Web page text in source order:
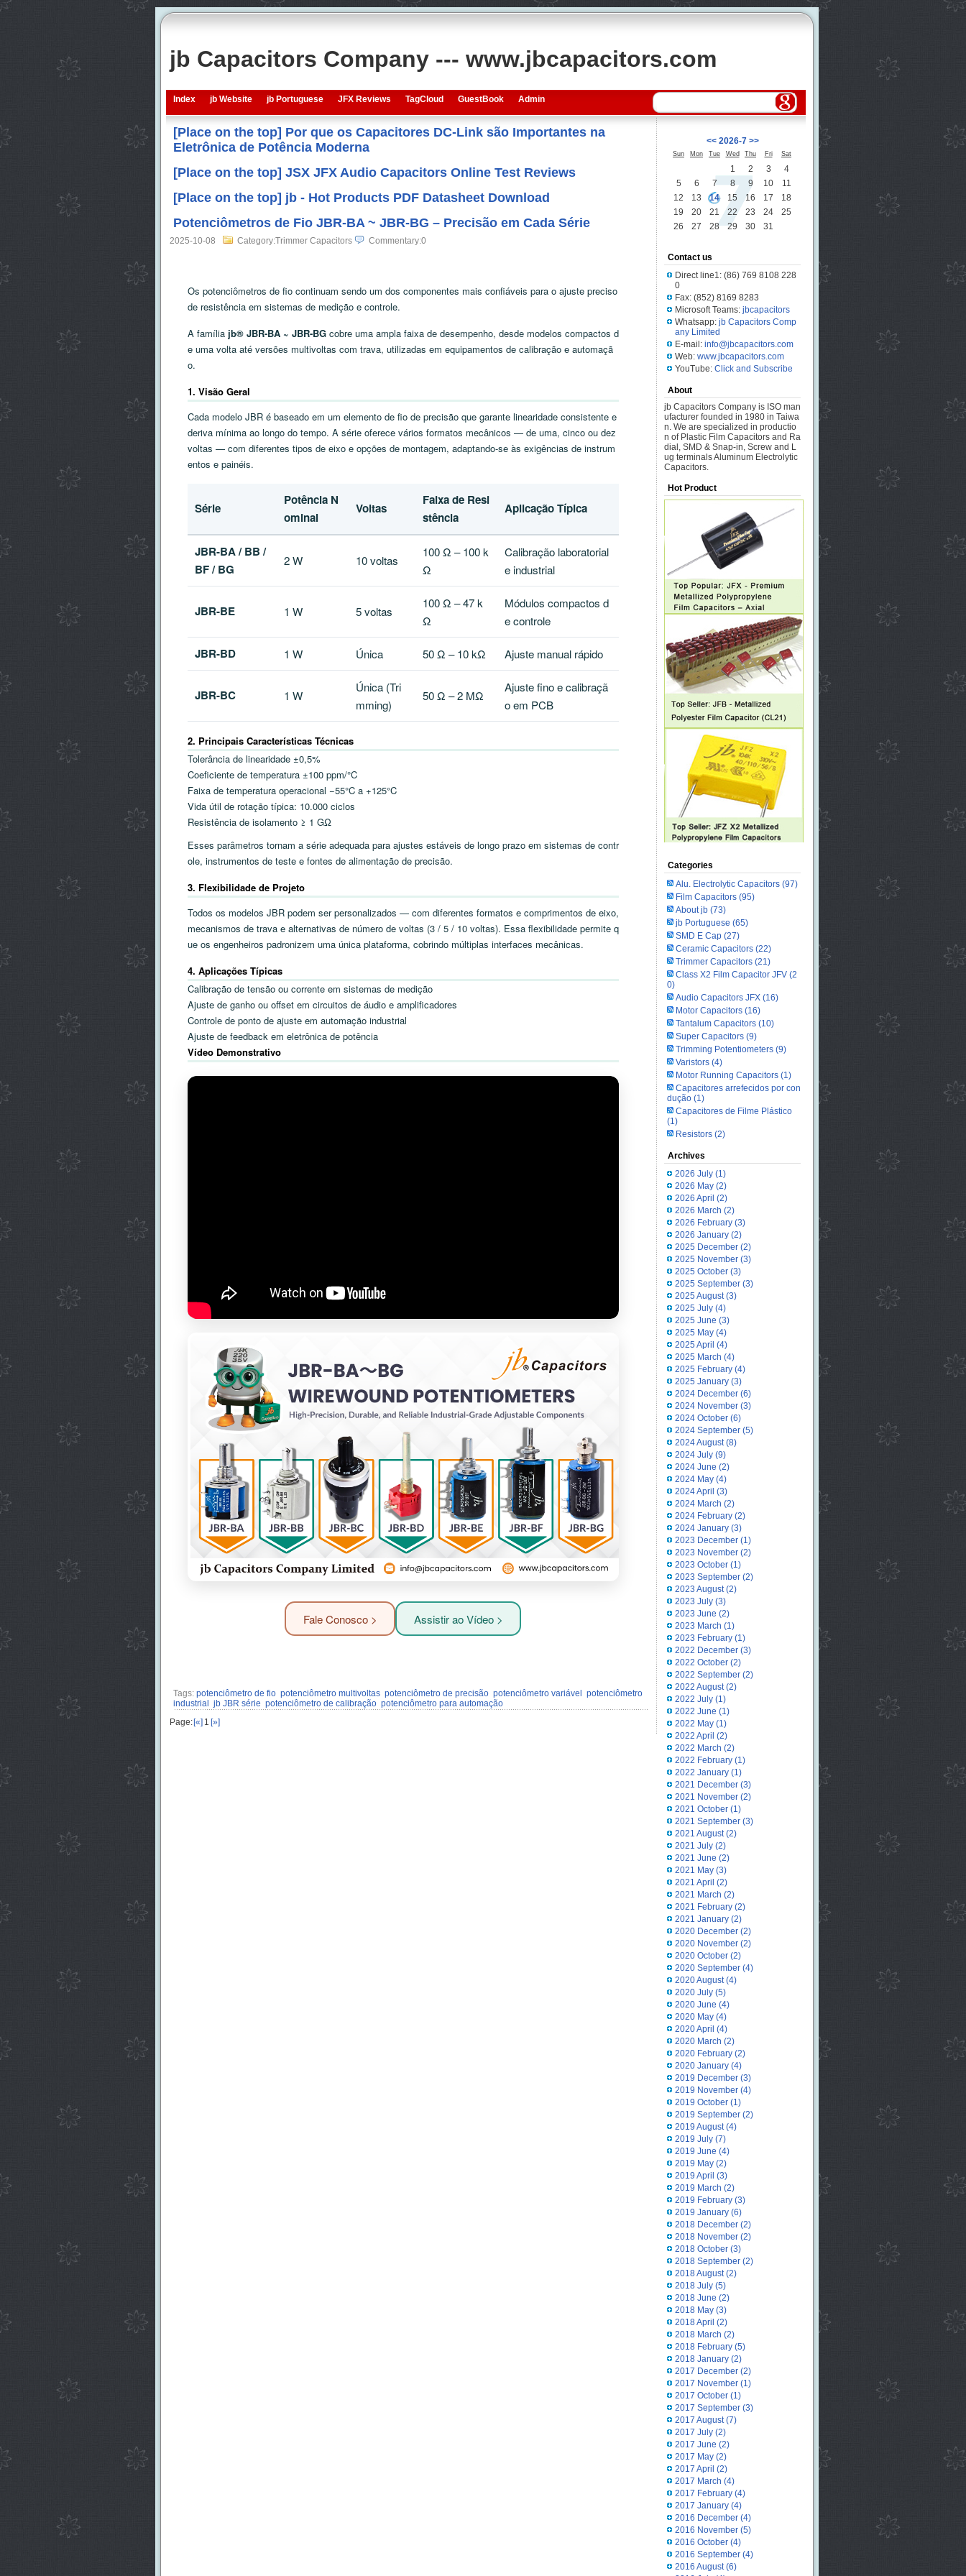
jb Capacitors Company --- www.jbcapacitors.com
Index jb Website jb Portuguese JFX Reviews TagCloud GuestBook Admin
[Place on the top] Por que os Capacitores DC-Link são Importantes na
Eletrônica de Potência Moderna
[Place on the top] JSX JFX Audio Capacitors Online Test Reviews
[Place on the top] jb - Hot Products PDF Datasheet Download
Potenciômetros de Fio JBR-BA ~ JBR-BG – Precisão em Cada Série
2025-10-08 Category:Trimmer Capacitors Commentary:0
Os potenciômetros de fio continuam sendo um dos componentes mais confiáveis para o ajuste preciso
de resistência em sistemas de medição e controle.
A família jb® JBR-BA ~ JBR-BGcobre uma ampla faixa de desempenho, desde modelos compactos d
e uma volta até versões multivoltas com trava, utilizadas em equipamentos de calibração e automaçã
o.
1. Visão Geral
Cada modelo JBR é baseado em um elemento de fio de precisão que garante linearidade consistente e
deriva mínima ao longo do tempo. A série oferece vários formatos mecânicos — de uma, cinco ou dez
voltas — com diferentes tipos de eixo e opções de montagem, adaptando-se às exigências de instrum
entos e painéis.
Série
Potência N
ominal
Voltas
Faixa de Resi
stência
Aplicação Típica
JBR-BA / BB /
BF / BG
2 W 10 voltas
100 Ω – 100 k
Ω
Calibração laboratorial
e industrial
JBR-BE 1 W 5 voltas
100 Ω – 47 k
Ω
Módulos compactos d
e controle
JBR-BD 1 W Única 50 Ω – 10 kΩ Ajuste manual rápido
JBR-BC 1 W
Única (Tri
mming)
50 Ω – 2 MΩ
Ajuste fino e calibraçã
o em PCB
2. Principais Características Técnicas
Tolerância de linearidade ±0,5%
Coeficiente de temperatura ±100 ppm/°C
Faixa de temperatura operacional −55°C a +125°C
Vida útil de rotação típica: 10.000 ciclos
Resistência de isolamento ≥ 1 GΩ
Esses parâmetros tornam a série adequada para ajustes estáveis de longo prazo em sistemas de contr
ole, instrumentos de teste e fontes de alimentação de precisão.
3. Flexibilidade de Projeto
Todos os modelos JBR podem ser personalizados — com diferentes formatos e comprimentos de eixo,
mecanismos de trava e alternativas de número de voltas (3 / 5 / 10 voltas). Essa flexibilidade permite q
ue os engenheiros padronizem uma única plataforma, cobrindo múltiplas interfaces mecânicas.
4. Aplicações Típicas
Calibração de tensão ou corrente em sistemas de medição
Ajuste de ganho ou offset em circuitos de áudio e amplificadores
Controle de ponto de ajuste em automação industrial
Ajuste de feedback em eletrônica de potência
Vídeo Demonstrativo
Fale Conosco > Assistir ao Vídeo >
Tags: potenciômetro de fio potenciômetro multivoltas potenciômetro de precisão potenciômetro variável potenciômetro
industrial jb JBR série potenciômetro de calibração potenciômetro para automação
Page:[«] 1 [»]
<< 2026-7 >>
Sun Mon Tue Wed Thu Fri Sat
1 2 3
4
5
6 7 8 9 10
11
12
13 14 15 16 17
18
19
20 21 22 23 24
25
26
27 28 29 30 31
Contact us
Direct line1: (86) 769 8108 228
0
Fax: (852) 8169 8283
Microsoft Teams: jbcapacitors
Whatsapp: jb Capacitors Comp
any Limited
E-mail: info@jbcapacitors.com
Web: www.jbcapacitors.com
YouTube: Click and Subscribe
About
jb Capacitors Company is ISO man
ufacturer founded in 1980 in Taiwa
n. We are specialized in productio
n of Plastic Film Capacitors and Ra
dial, SMD & Snap-in, Screw and L
ug terminals Aluminum Electrolytic
Capacitors.
Hot Product
Categories
Alu. Electrolytic Capacitors(97)
Film Capacitors(95)
About jb(73)
jb Portuguese (65)
SMD E Cap(27)
Ceramic Capacitors(22)
Trimmer Capacitors(21)
Class X2 Film Capacitor JFV(2
0)
Audio Capacitors JFX(16)
Motor Capacitors (16)
Tantalum Capacitors(10)
Super Capacitors(9)
Trimming Potentiometers(9)
Varistors(4)
Motor Running Capacitors(1)
Capacitores arrefecidos por con
dução(1)
Capacitores de Filme Plástico
(1)
Resistors(2)
Archives
2026 July(1)
2026 May(2)
2026 April (2)
2026 March (2)
2026 February(3)
2026 January(2)
2025 December(2)
2025 November(3)
2025 October(3)
2025 September(3)
2025 August(3)
2025 July(4)
2025 June (3)
2025 May(4)
2025 April (4)
2025 March (4)
2025 February(4)
2025 January(3)
2024 December(6)
2024 November(3)
2024 October(6)
2024 September(5)
2024 August(8)
2024 July(9)
2024 June (2)
2024 May(4)
2024 April (3)
2024 March (2)
2024 February(2)
2024 January(3)
2023 December(1)
2023 November(2)
2023 October(1)
2023 September(2)
2023 August(2)
2023 July(3)
2023 June (2)
2023 March (1)
2023 February(1)
2022 December(3)
2022 October(2)
2022 September(2)
2022 August(2)
2022 July(1)
2022 June (1)
2022 May(1)
2022 April (2)
2022 March (2)
2022 February(1)
2022 January(1)
2021 December(3)
2021 November(2)
2021 October(1)
2021 September(3)
2021 August(2)
2021 July(2)
2021 June (2)
2021 May(3)
2021 April (2)
2021 March (2)
2021 February(2)
2021 January(2)
2020 December(2)
2020 November(2)
2020 October(2)
2020 September(4)
2020 August(4)
2020 July(5)
2020 June (4)
2020 May(4)
2020 April (4)
2020 March (2)
2020 February(2)
2020 January(4)
2019 December(3)
2019 November(4)
2019 October(1)
2019 September(2)
2019 August(4)
2019 July(7)
2019 June (4)
2019 May(2)
2019 April (3)
2019 March (2)
2019 February(3)
2019 January(6)
2018 December(2)
2018 November(2)
2018 October(3)
2018 September(2)
2018 August(2)
2018 July(5)
2018 June (2)
2018 May(3)
2018 April (2)
2018 March (2)
2018 February(5)
2018 January(2)
2017 December(2)
2017 November(1)
2017 October(1)
2017 September(3)
2017 August(7)
2017 July(2)
2017 June (2)
2017 May(2)
2017 April (2)
2017 March (4)
2017 February(4)
2017 January(4)
2016 December(4)
2016 November(5)
2016 October(4)
2016 September(4)
2016 August(6)